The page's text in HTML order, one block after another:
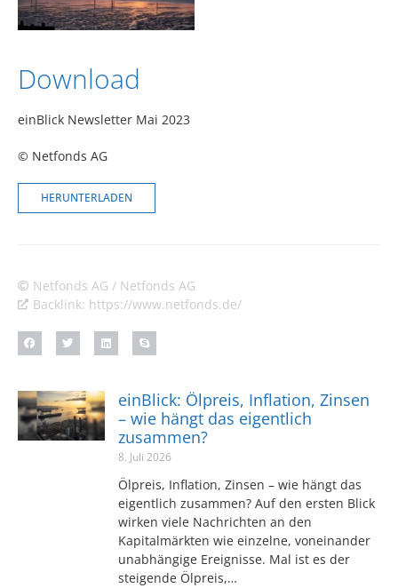
Download
einBlick Newsletter Mai 2023
© Netfonds AG
HERUNTERLADEN
Netfonds AG / Netfonds AG
Backlink: https://www.netfonds.de/
einBlick: Ölpreis, Inflation, Zinsen
– wie hängt das eigentlich
zusammen?
8. Juli 2026
Ölpreis, Inflation, Zinsen – wie hängt das
eigentlich zusammen? Auf den ersten Blick
wirken viele Nachrichten an den
Kapitalmärkten wie einzelne, voneinander
unabhängige Ereignisse. Mal ist es der
steigende Ölpreis,…